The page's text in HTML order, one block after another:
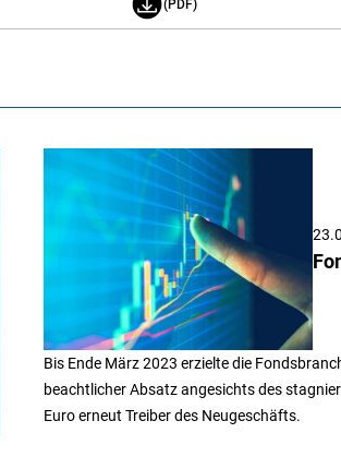
(PDF)
Bis Ende März 2023 erzielte die
beachtlicher Absatz angesichts des
Euro erneut Treiber des Neugeschäfts.